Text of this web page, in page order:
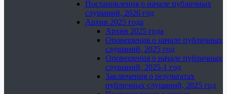
Постановления о начале публичных
слушаний, 2026 год
Архив 2025 года
Архив 2025 года
Оповещения о начале публичных
слушаний, 2025 год
Оповещения о начале публичных
слушаний, 2025-1 год
Заключения о результатах
публичных слушаний, 2025 год